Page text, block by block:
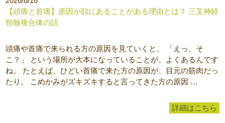
【頭痛と首痛】原因が顔にあることがある理由とは？ 三叉神経
頸髄複合体の話
頭痛や首痛で来られる方の原因を見ていくと、 「えっ、そ
こ？」 という場所が大本になっていることが、よくあるんです
ね。 たとえば、ひどい首痛で来た方の原因が、目元の筋肉だっ
たり。 こめかみがズキズキすると言ってきた方の原因 …
詳細はこちら